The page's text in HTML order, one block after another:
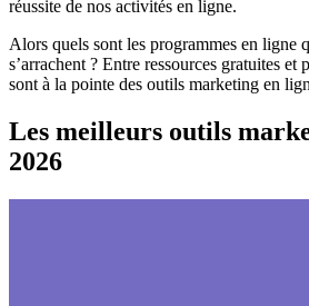
réussite de nos activités en ligne.
Alors quels sont les programmes en ligne
s’arrachent ? Entre ressources gratuites et
sont à la pointe des outils marketing en
Les meilleurs outils
2026